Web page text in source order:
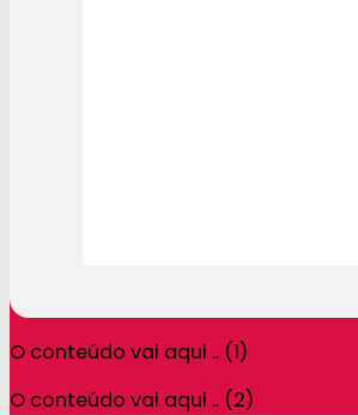
O conteúdo vai aqui .. (1)
O conteúdo vai aqui .. (2)